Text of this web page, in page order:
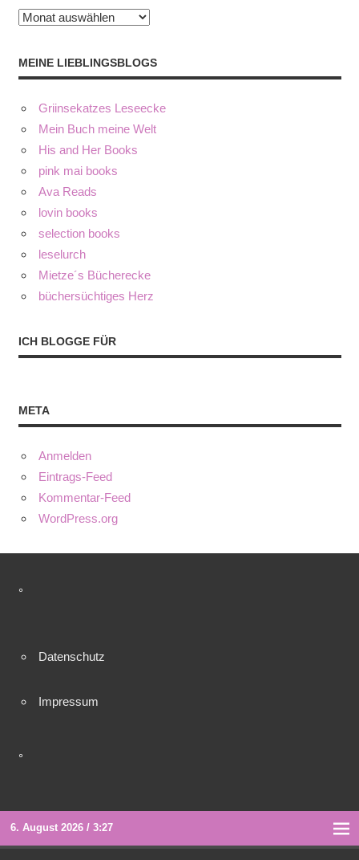
Archiv
MEINE LIEBLINGSBLOGS
Griinsekatzes Leseecke
Mein Buch meine Welt
His and Her Books
pink mai books
Ava Reads
lovin books
selection books
leselurch
Mietze´s Bücherecke
büchersüchtiges Herz
ICH BLOGGE FÜR
META
Anmelden
Eintrags-Feed
Kommentar-Feed
WordPress.org
°
Datenschutz
Impressum
°
6. August 2026 / 3:27